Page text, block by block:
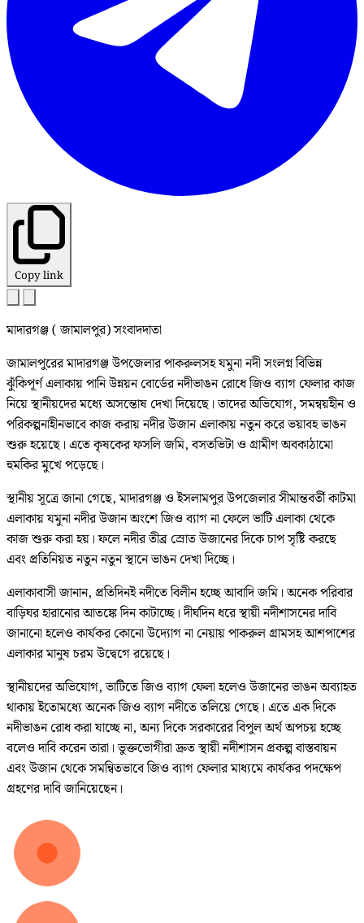
Copy link
মাদারগঞ্জ ( জামালপুর) সংবাদদাতা
জামালপুরের মাদারগঞ্জ উপজেলার পাকরুলসহ যমুনা নদী সংলগ্ন বিভিন্ন
ঝুঁকিপূর্ণ এলাকায় পানি উন্নয়ন বোর্ডের নদীভাঙন রোধে জিও ব্যাগ ফেলার কাজ
নিয়ে স্থানীয়দের মধ্যে অসন্তোষ দেখা দিয়েছে। তাদের অভিযোগ, সমন্বয়হীন ও
পরিকল্পনাহীনভাবে কাজ করায় নদীর উজান এলাকায় নতুন করে ভয়াবহ ভাঙন
শুরু হয়েছে। এতে কৃষকের ফসলি জমি, বসতভিটা ও গ্রামীণ অবকাঠামো
হুমকির মুখে পড়েছে।
স্থানীয় সূত্রে জানা গেছে, মাদারগঞ্জ ও ইসলামপুর উপজেলার সীমান্তবর্তী কাটমা
এলাকায় যমুনা নদীর উজান অংশে জিও ব্যাগ না ফেলে ভাটি এলাকা থেকে
কাজ শুরু করা হয়। ফলে নদীর তীব্র স্রোত উজানের দিকে চাপ সৃষ্টি করছে
এবং প্রতিনিয়ত নতুন নতুন স্থানে ভাঙন দেখা দিচ্ছে।
এলাকাবাসী জানান, প্রতিদিনই নদীতে বিলীন হচ্ছে আবাদি জমি। অনেক পরিবার
বাড়িঘর হারানোর আতঙ্কে দিন কাটাচ্ছে। দীর্ঘদিন ধরে স্থায়ী নদীশাসনের দাবি
জানানো হলেও কার্যকর কোনো উদ্যোগ না নেয়ায় পাকরুল গ্রামসহ আশপাশের
এলাকার মানুষ চরম উদ্বেগে রয়েছে।
স্থানীয়দের অভিযোগ, ভাটিতে জিও ব্যাগ ফেলা হলেও উজানের ভাঙন অব্যাহত
থাকায় ইতোমধ্যে অনেক জিও ব্যাগ নদীতে তলিয়ে গেছে। এতে এক দিকে
নদীভাঙন রোধ করা যাচ্ছে না, অন্য দিকে সরকারের বিপুল অর্থ অপচয় হচ্ছে
বলেও দাবি করেন তারা। ভুক্তভোগীরা দ্রুত স্থায়ী নদীশাসন প্রকল্প বাস্তবায়ন
এবং উজান থেকে সমন্বিতভাবে জিও ব্যাগ ফেলার মাধ্যমে কার্যকর পদক্ষেপ
গ্রহণের দাবি জানিয়েছেন।